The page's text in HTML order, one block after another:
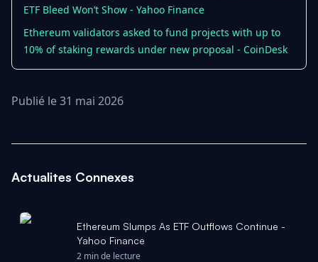
ETF Bleed Won’t Show - Yahoo Finance
Ethereum validators asked to fund projects with up to
10% of staking rewards under new proposal - CoinDesk
Publié le 31 mai 2026
Actualites Connexes
Ethereum Slumps As ETF Outflows Continue -
Yahoo Finance
2 min de lecture